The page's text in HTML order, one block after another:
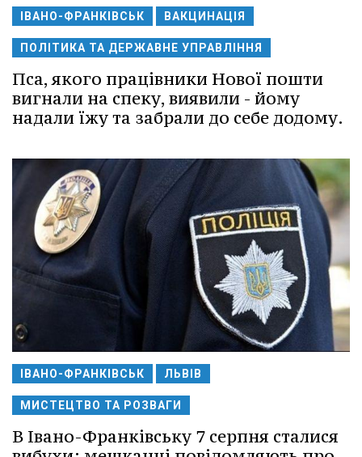
ІВАНО-ФРАНКІВСЬК ВАКЦИНАЦІЯ
ПОЛІТИКА ТА ДЕРЖАВНЕ УПРАВЛІННЯ
Пса, якого працівники Нової пошти
вигнали на спеку, виявили - йому
надали їжу та забрали до себе додому.
ІВАНО-ФРАНКІВСЬК ЛЬВІВ
МИСТЕЦТВО ТА РОЗВАГИ
В Івано-Франківську 7 серпня сталися